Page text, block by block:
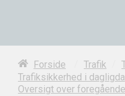
Forside Trafik
Trafiksikkerhed i
Oversigt over